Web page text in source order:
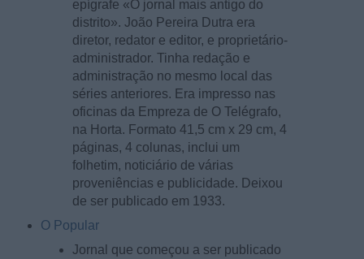
epígrafe «O jornal mais antigo do
distrito». João Pereira Dutra era
diretor, redator e editor, e proprietário-
administrador. Tinha redação e
administração no mesmo local das
séries anteriores. Era impresso nas
oficinas da Empreza de O Telégrafo,
na Horta. Formato 41,5 cm x 29 cm, 4
páginas, 4 colunas, inclui um
folhetim, noticiário de várias
proveniências e publicidade. Deixou
de ser publicado em 1933.
O Popular
Jornal que começou a ser publicado